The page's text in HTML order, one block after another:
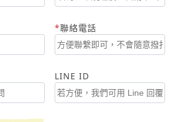
聯絡電話
LINE ID